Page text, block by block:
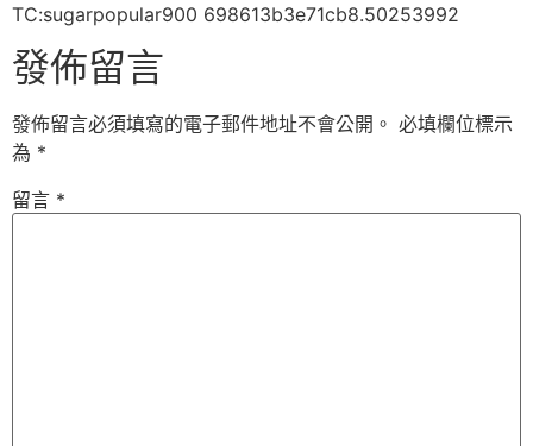
TC:sugarpopular900 698613b3e71cb8.50253992
發佈留言
發佈留言必須填寫的電子郵件地址不會公開。 必填欄位標示
為 *
留言 *